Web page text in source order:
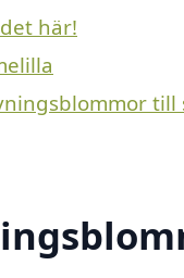
här!